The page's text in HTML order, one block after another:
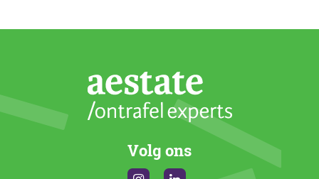
Volg ons